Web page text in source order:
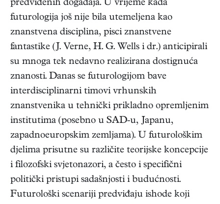
predviđenih događaja. U vrijeme kada
futurologija još nije bila utemeljena kao
znanstvena disciplina, pisci znanstvene
fantastike (J. Verne, H. G. Wells i dr.) anticipirali
su mnoga tek nedavno realizirana dostignuća
znanosti. Danas se futurologijom bave
interdisciplinarni timovi vrhunskih
znanstvenika u tehnički prikladno opremljenim
institutima (posebno u SAD-u, Japanu,
zapadnoeuropskim zemljama). U futurološkim
djelima prisutne su različite teorijske koncepcije
i filozofski svjetonazori, a često i specifični
politički pristupi sadašnjosti i budućnosti.
Futurološki scenariji predviđaju ishode koji